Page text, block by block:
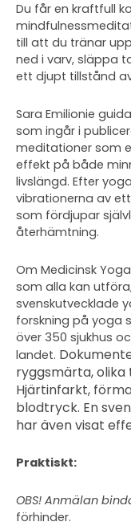
Du får en kraftfull
till att du tränar
ned i varv, släppa
ett djupt tillstånd
Sara Emilionie
som ingår i
meditationer som
effekt på både
livslängd. Efter
vibrationerna av
som fördjupar
återhämtning.
Om Medicinsk
som alla kan
svenskutvecklade
forskning på yoga
över 350 sjukhus
landet.
ryggsmärta,
Hjärtinfarkt,
blodtryck. En
har även visat
Praktiskt:
OBS! Anmälan
förhinder.